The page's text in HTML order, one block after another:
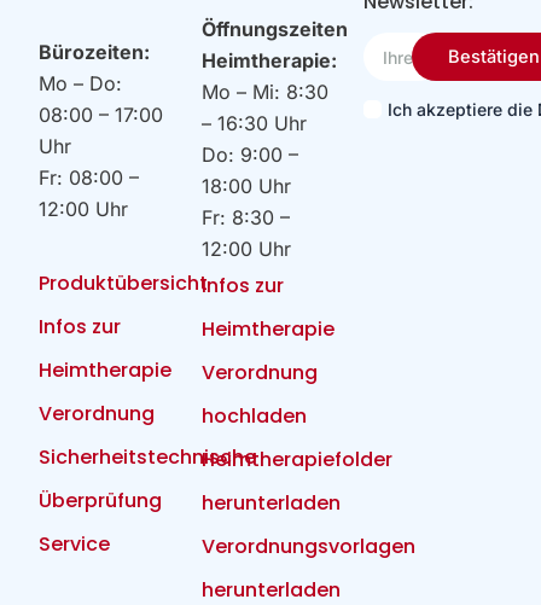
Bürozeiten:
Mo – Do:
08:00 – 17:00
Uhr
Fr: 08:00 –
12:00 Uhr
Produktübersicht
Infos zur
Heimtherapie
Verordnung
Sicherheitstechnische
Überprüfung
Service
Öffnungszeiten
Heimtherapie:
Mo – Mi: 8:30
– 16:30 Uhr
Do: 9:00 –
18:00 Uhr
Fr: 8:30 –
12:00 Uhr
Infos zur
Heimtherapie
Verordnung
hochladen
Heimtherapiefolder
herunterladen
Verordnungsvorlagen
herunterladen
Email
Ich akzeptiere die
Bestätigen